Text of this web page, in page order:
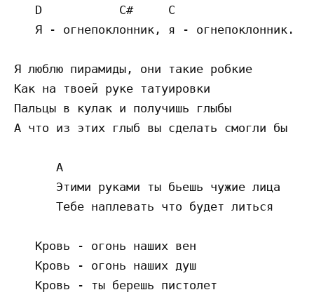
D           C#     C
   Я - огнепоклонник, я - огнепоклонник.
Я люблю пирамиды, они такие робкие
Как на твоей руке татуировки
Пальцы в кулак и получишь глыбы
А что из этих глыб вы сделать смогли бы
      A
      Этими руками ты бьешь чужие лица
      Тебе наплевать что будет литься
   Кровь - огонь наших вен
   Кровь - огонь наших душ
   Кровь - ты берешь пистолет